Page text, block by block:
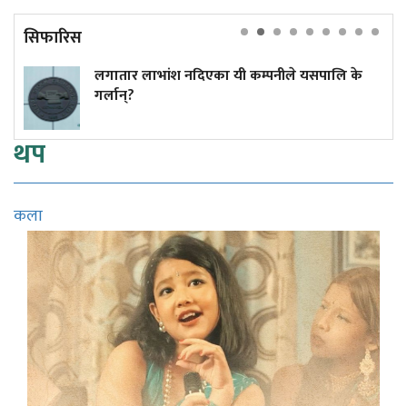
सिफारिस
लाभांश नदिएका यी कम्पनीले यसपालि के
ट्रम्पले
थप
कला